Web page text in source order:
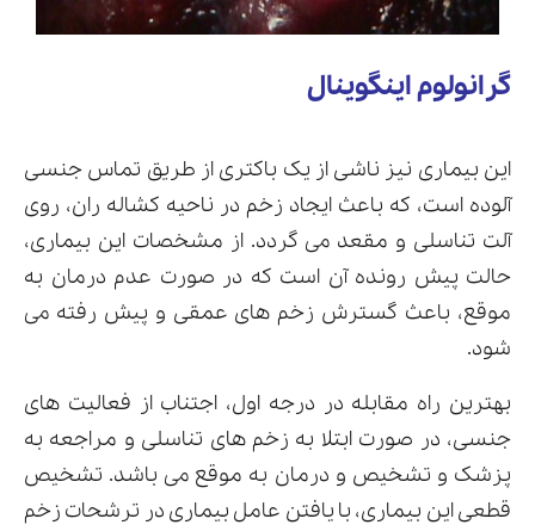
گرانولوم اینگوینال
این بیماری نیز ناشی از یک باکتری از طریق تماس جنسی
آلوده است، که باعث ایجاد زخم در ناحیه کشاله ران، روی
آلت تناسلی و مقعد می گردد. از مشخصات این بیماری،
حالت پیش رونده آن است که در صورت عدم درمان به
موقع، باعث گسترش زخم های عمقی و پیش رفته می
شود.
بهترین راه مقابله در درجه اول، اجتناب از فعالیت های
جنسی، در صورت ابتلا به زخم های تناسلی و مراجعه به
پزشک و تشخیص و درمان به موقع می باشد. تشخیص
قطعی این بیماری، با یافتن عامل بیماری در ترشحات زخم